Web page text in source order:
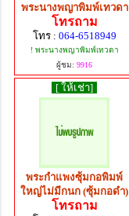
พระนางพญาพิมพ์เทวดา
โทรถาม
โทร : 064-6518949
! พระนางพญาพิมพ์เทวดา
ผู้ชม: 9916
[ ให้เช่า]
พระกำแพงซุ้มกอพิมพ์
ใหญ่ไม่มีกนก (ซุ้มกอดำ)
โทรถาม